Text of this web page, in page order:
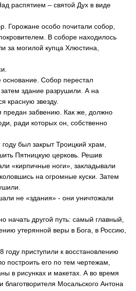
распятием – святой Дух в виде
Горожане особо почитали собор,
В соборе находилось
за могилой купца Хлюстина,
основание. Собор перестал
здание разрушили. А на
красную звезду.
забвению. Как же, должно
ради которых он, собственно
был закрыт Троицкий храм,
Пятницкую церковь. Решив
«кирпичные ноги», закладывали
на огромные куски. Затем
не «здания» - они уничтожали
начать другой путь: самый главный,
утерянной веры в Бога, в Россию,
году приступили к восстановлению
построить его по тем чертежам,
в рисунках и макетах. А во время
Мосальского Антона